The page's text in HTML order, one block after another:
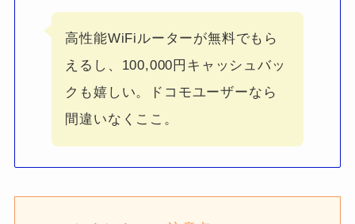
高性能WiFiルーターが無料でもら
えるし、100,000円キャッシュバッ
クも嬉しい。ドコモユーザーなら
間違いなくここ。